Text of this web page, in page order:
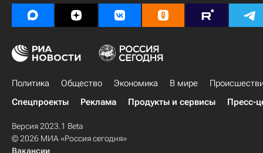
Политика Общество Экономика В мире
Спецпроекты
Реклама Продукты и сервисы Пресс-
Версия 2023.1 Beta
© 2026 МИА «Россия сегодня»
Вакансии